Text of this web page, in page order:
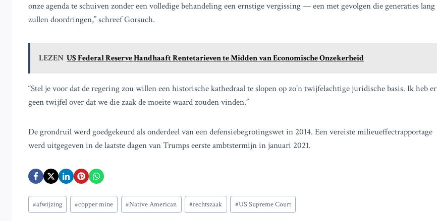
onze agenda te schuiven zonder een volledige behandeling een ernstige vergissing — een met gevolgen die generaties lang
zullen doordringen,” schreef Gorsuch.
LEZEN US Federal Reserve Handhaaft Rentetarieven te Midden van Economische Onzekerheid
“Stel je voor dat de regering zou willen een historische kathedraal te slopen op zo’n twijfelachtige juridische basis. Ik heb er
geen twijfel over dat we die zaak de moeite waard zouden vinden.”
De grondruil werd goedgekeurd als onderdeel van een defensiebegrotingswet in 2014. Een vereiste milieueffectrapportage
werd uitgegeven in de laatste dagen van Trumps eerste ambtstermijn in januari 2021.
Bericht
tags:
#afwijzing #copper mine #Native American #rechtszaak #US Supreme Court